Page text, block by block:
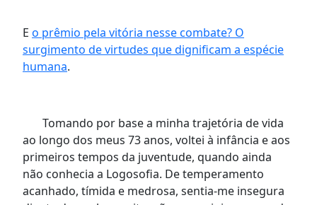
E o prêmio pela vitória nesse combate? O
surgimento de virtudes que dignificam a espécie
humana.
Tomando por base a minha trajetória de vida
ao longo dos meus 73 anos, voltei à infância e aos
primeiros tempos da juventude, quando ainda
não conhecia a Logosofia. De temperamento
acanhado, tímida e medrosa, sentia-me insegura